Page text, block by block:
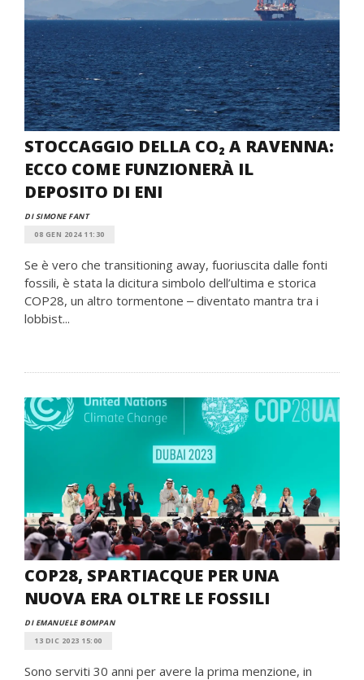
STOCCAGGIO DELLA CO₂ A RAVENNA:
ECCO COME FUNZIONERÀ IL
DEPOSITO DI ENI
DI SIMONE FANT
08 GEN 2024 11:30
Se è vero che transitioning away, fuoriuscita dalle fonti
fossili, è stata la dicitura simbolo dell’ultima e storica
COP28, un altro tormentone ‒ diventato mantra tra i
lobbist...
COP28, SPARTIACQUE PER UNA
NUOVA ERA OLTRE LE FOSSILI
DI EMANUELE BOMPAN
13 DIC 2023 15:00
Sono serviti 30 anni per avere la prima menzione, in